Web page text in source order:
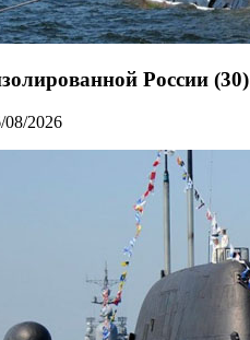
России (30)
08/2026